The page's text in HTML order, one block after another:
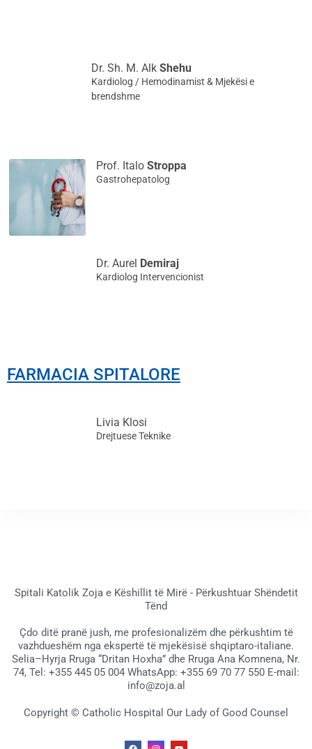
Dr. Sh. M. AlkShehu
Kardiolog / Hemodinamist & Mjekësi e
brendshme
Prof. Italo Stroppa
Gastrohepatolog
Dr. Aurel Demiraj
Kardiolog Intervencionist
FARMACIA SPITALORE
Livia Klosi
Drejtuese Teknike
Spitali Katolik Zoja e Këshillit të Mirë - Përkushtuar Shëndetit
Tënd
Çdo ditë pranë jush, me profesionalizëm dhe përkushtim të
vazhdueshëm nga ekspertë të mjekësisë shqiptaro-italiane.
Selia–Hyrja Rruga “Dritan Hoxha” dhe Rruga Ana Komnena, Nr.
74, Tel: +355 445 05 004 WhatsApp: +355 69 70 77 550 E-mail:
info@zoja.al
Copyright © Catholic Hospital Our Lady of Good Counsel